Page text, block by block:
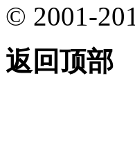
© 2001-
返回顶部